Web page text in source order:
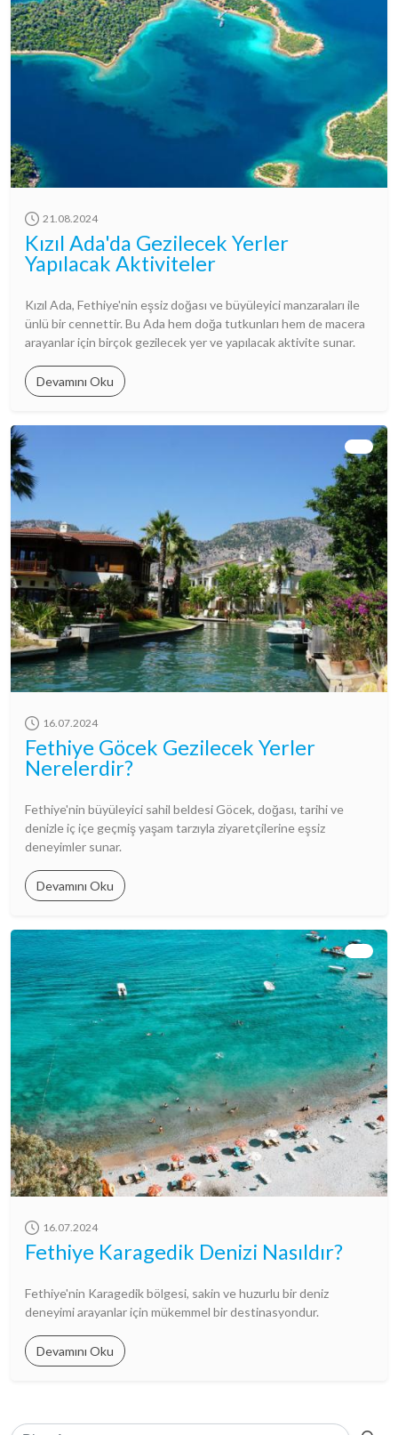
21.08.2024
Kızıl Ada'da Gezilecek Yerler
Yapılacak Aktiviteler
Kızıl Ada, Fethiye'nin eşsiz doğası ve büyüleyici manzaraları ile
ünlü bir cennettir. Bu Ada hem doğa tutkunları hem de macera
arayanlar için birçok gezilecek yer ve yapılacak aktivite sunar.
Devamını Oku
16.07.2024
Fethiye Göcek Gezilecek Yerler
Nerelerdir?
Fethiye'nin büyüleyici sahil beldesi Göcek, doğası, tarihi ve
denizle iç içe geçmiş yaşam tarzıyla ziyaretçilerine eşsiz
deneyimler sunar.
Devamını Oku
16.07.2024
Fethiye Karagedik Denizi Nasıldır?
Fethiye'nin Karagedik bölgesi, sakin ve huzurlu bir deniz
deneyimi arayanlar için mükemmel bir destinasyondur.
Devamını Oku